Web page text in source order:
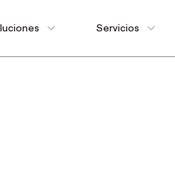
Servicios